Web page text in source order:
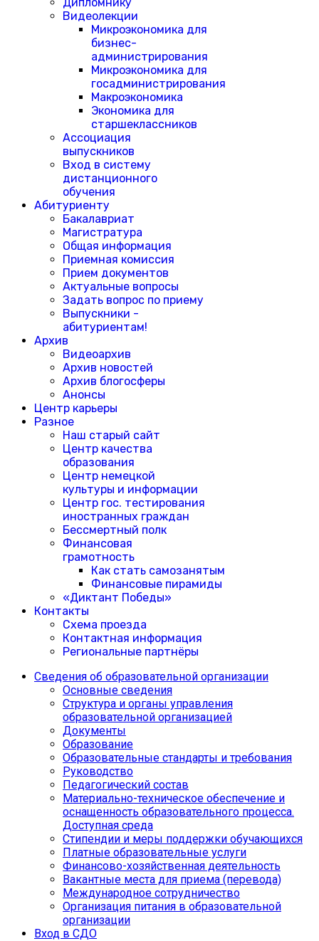
Видеолекции
Микроэкономика для
бизнес-
администрирования
Микроэкономика для
госадминистрирования
Макроэкономика
Экономика для
старшеклассников
Ассоциация
выпускников
Вход в систему
дистанционного
обучения
Абитуриенту
Бакалавриат
Магистратура
Общая информация
Приемная комиссия
Прием документов
Актуальные вопросы
Задать вопрос по приему
Выпускники -
абитуриентам!
Архив
Видеоархив
Архив новостей
Архив блогосферы
Анонсы
Центр карьеры
Разное
Наш старый сайт
Центр качества
образования
Центр немецкой
культуры и информации
Центр гос. тестирования
иностранных граждан
Бессмертный полк
Финансовая
грамотность
Как стать самозанятым
Финансовые пирамиды
«Диктант Победы»
Контакты
Схема проезда
Контактная информация
Региональные партнёры
Сведения об образовательной организации
Основные сведения
Структура и органы управления
образовательной организацией
Документы
Образование
Образовательные стандарты и требования
Руководство
Педагогический состав
Материально-техническое обеспечение и
оснащенность образовательного процесса.
Доступная среда
Cтипендии и меры поддержки обучающихся
Платные образовательные услуги
Финансово-хозяйственная деятельность
Вакантные места для приема (перевода)
Международное сотрудничество
Организация питания в образовательной
организации
Вход в СДО